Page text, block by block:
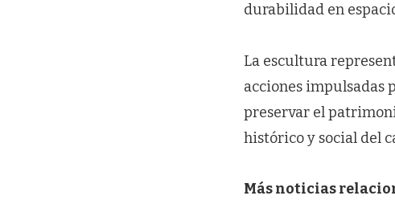
durabilidad en
La escultura
acciones impulsadas
preservar el
histórico y social del
Más noticias